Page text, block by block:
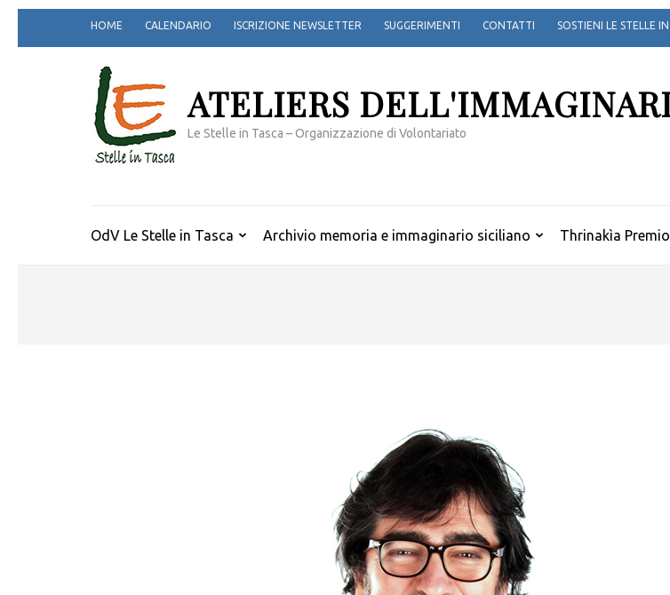
HOME CALENDARIO ISCRIZIONE NEWSLETTER SUGGERIMENTI CONTATTI SOSTIENI LE STELLE
ATELIERS
Le Stelle in Tasca – Organizzazione di Volontariato
OdV Le Stelle in Tasca Archivio memoria e immaginario siciliano Thrinakìa